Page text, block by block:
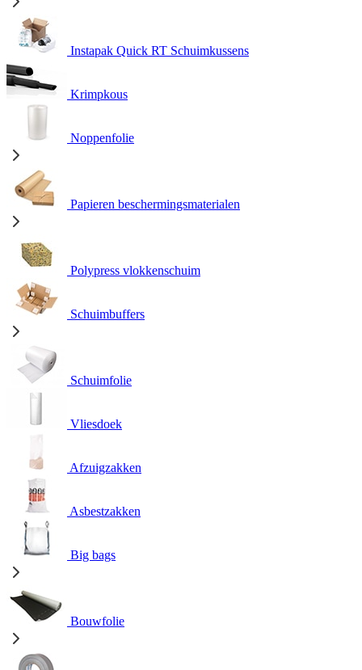
Instapak Quick RT Schuimkussens
Krimpkous
Noppenfolie
Papieren beschermingsmaterialen
Polypress vlokkenschuim
Schuimbuffers
Schuimfolie
Vliesdoek
Afzuigzakken
Asbestzakken
Big bags
Bouwfolie